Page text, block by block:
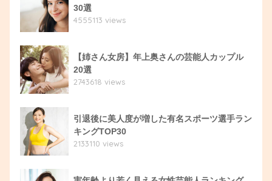
30選
4555113 views
【姉さん女房】年上奥さんの芸能人カップル
20選
2743618 views
引退後に美人度が増した有名スポーツ選手ラン
キングTOP30
2133110 views